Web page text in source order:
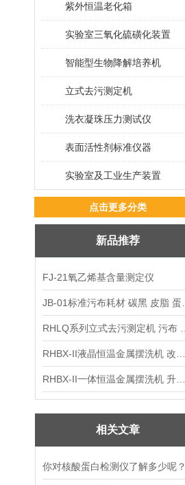
紫外恒温老化箱
实验室三氧化硫磺化装置
智能型生物降解培养机
立式去污测定机
洗衣凝珠压力测试仪
表面活性剂标准仪器
实验室及工业生产装置
点击更多分类
新品推荐
FJ-21氧乙烯基含量测定仪
相关文章
你对核酸蛋白检测仪了解多少呢？